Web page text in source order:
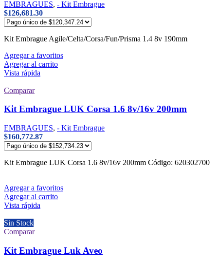
EMBRAGUES, - Kit Embrague
$126,681.30
Kit Embrague Agile/Celta/Corsa/Fun/Prisma 1.4 8v 190mm
Agregar a favoritos
Agregar al carrito
Vista rápida
Comparar
Kit Embrague LUK Corsa 1.6 8v/16v 200mm
EMBRAGUES, - Kit Embrague
$160,772.87
Kit Embrague LUK Corsa 1.6 8v/16v 200mm Código: 620302700
Agregar a favoritos
Agregar al carrito
Vista rápida
Sin Stock
Comparar
Kit Embrague Luk Aveo